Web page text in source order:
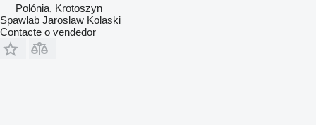
Polónia, Krotoszyn
Spawlab Jaroslaw Kolaski
Contacte o vendedor